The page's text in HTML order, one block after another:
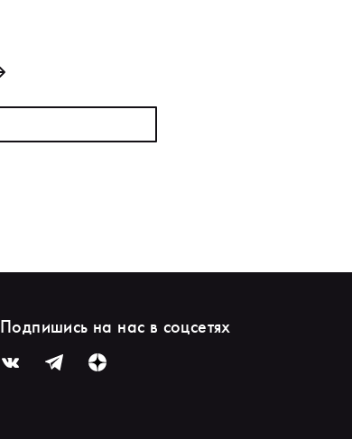
Подпишись на нас в соцсетях